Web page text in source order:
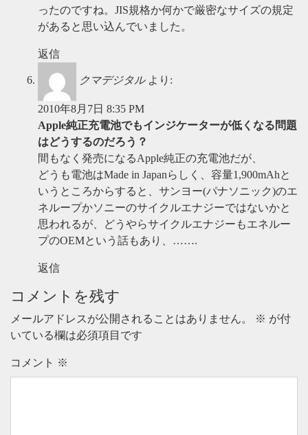
ったのですね。JIS規格か何かで厳密なサイズの規定
があると思い込んでいました。
返信
クマデジタル より:
2010年8月7日 8:35 PM
Apple純正充電池でもインジケーターが低くなる問題
はどうするのだろう？
間もなく発売になるApple純正の充電池だが、
どうも電池はMade in Japanらしく、容量1,900mAhと
いうところからすると、サンヨー(パナソニック)のエ
ネループかソニーのサイクルエナジーではないかと
思われるが、どうやらサイクルエナジーもエネルー
プのOEMという話もあり、…….
返信
コメントを残す
メールアドレスが公開されることはありません。 ※ が付
いている欄は必須項目です
コメント ※